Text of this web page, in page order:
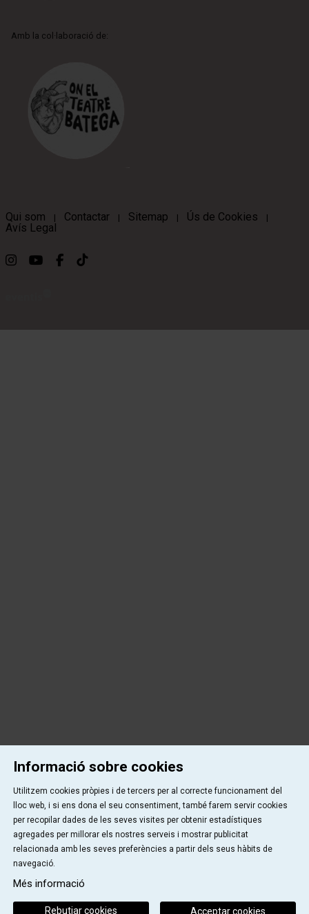
Amb la col·laboració de:
Qui som | Contactar | Sitemap | Ús de Cookies |
Avís Legal
Link a instagram
Link a youtube
Link a facebook
Link a ticktok
Informació sobre cookies
Utilitzem cookies pròpies i de tercers per al correcte funcionament del
lloc web, i si ens dona el seu consentiment, també farem servir cookies
per recopilar dades de les seves visites per obtenir estadístiques
agregades per millorar els nostres serveis i mostrar publicitat
relacionada amb les seves preferències a partir dels seus hàbits de
navegació.
Més informació
Acceptar cookies
Rebutjar cookies